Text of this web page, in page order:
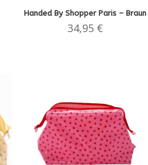
Handed By Shopper Paris – Braun
34,95 €